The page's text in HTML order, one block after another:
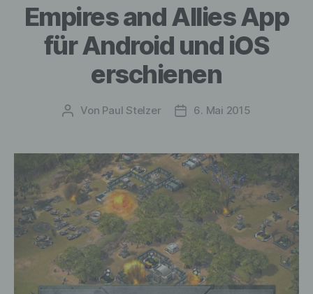
Empires and Allies App
für Android und iOS
erschienen
Beitragsautor
Von Paul Stelzer Veröffentlichungsdatum
6. Mai 2015